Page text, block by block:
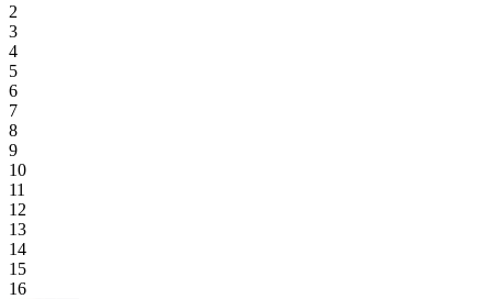
2
3
4
5
6
7
8
9
10
11
12
13
14
15
16